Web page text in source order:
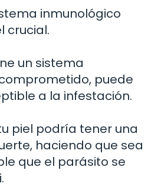
inmunológico
crucial.
un sistema
puede
a la infestación.
piel podría tener una
haciendo que sea
que el parásito se